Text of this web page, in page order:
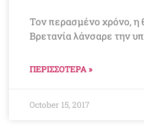
Τον περασμένο χρόνο, η
Βρετανία λάνσαρε την
ΠΕΡΙΣΣΟΤΕΡΑ »
October 15, 2017